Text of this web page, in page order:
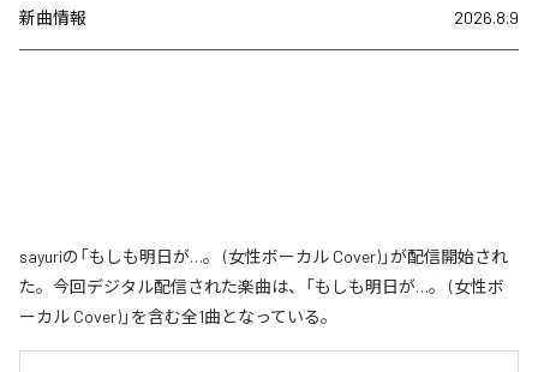
新曲情報 2026.8.9
sayuriの「もしも明日が…。 (女性ボーカル Cover)」が配信開始され
た。今回デジタル配信された楽曲は、「もしも明日が…。 (女性ボ
ーカル Cover)」を含む全1曲となっている。